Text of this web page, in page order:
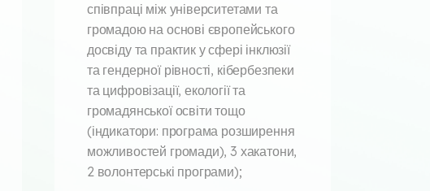
співпраці між університетами та
громадою на основі європейського
досвіду та практик у сфері інклюзії
та гендерної рівності, кібербезпеки
та цифровізації, екології та
громадянської освіти тощо
(індикатори: програма розширення
можливостей громади), 3 хакатони,
2 волонтерські програми);